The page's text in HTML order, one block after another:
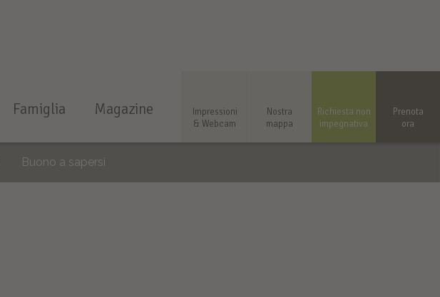
Buono a sapersi
Famiglia Magazine
Impressioni
& Webcam
Nostra
mappa
Richiesta non
impegnativa
Prenota
ora